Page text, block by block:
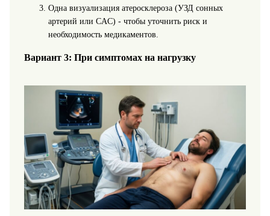
Одна визуализация атеросклероза (УЗД сонных
артерий или CAC) - чтобы уточнить риск и
необходимость медикаментов.
Вариант 3: При симптомах на нагрузку